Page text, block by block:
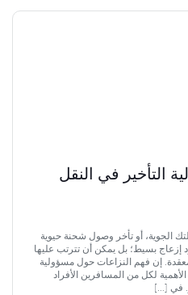
التأخير في النقل
الجوية، أو تأخر وصول شحنة حيوية
بسيط؛ بل يمكن أن تترتب عليها
إن فهم النزاعات حول مسؤولية
لكل من المسافرين الأفراد
في […]